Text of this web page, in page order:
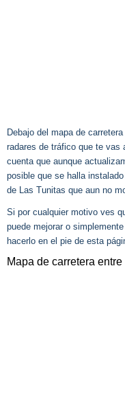
Debajo del mapa de
radares de tráfico que te vas
cuenta que aunque
posible que se halla
de Las Tunitas que aun no
Si por cualquier motivo ves
puede mejorar o
hacerlo en el pie de esta
Mapa de carretera